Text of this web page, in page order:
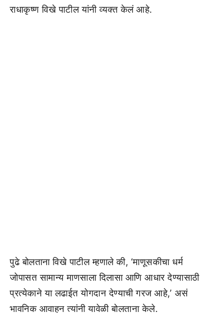
राधाकृष्ण विखे पाटील यांनी व्यक्त केलं आहे.
पुढे बोलताना विखे पाटील म्हणाले की, ‘माणूसकीचा धर्म
जोपासत सामान्य माणसाला दिलासा आणि आधार देण्यासाठी
प्रत्येकाने या लढाईत योगदान देण्याची गरज आहे,’ असं
भावनिक आवाहन त्यांनी यावेळी बोलताना केले.